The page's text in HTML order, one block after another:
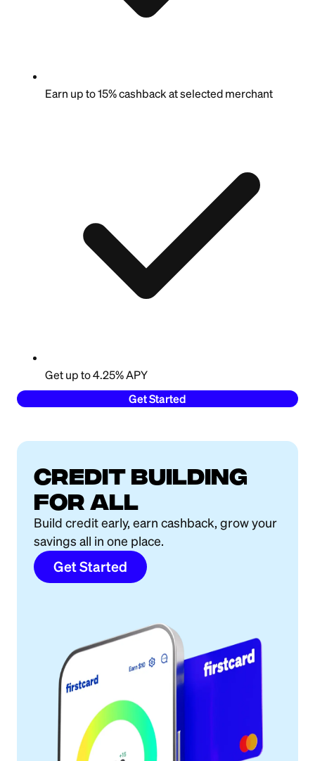
Earn up to 15% cashback at selected merchant
Get up to 4.25% APY
Get Started
Credit building
for all
Build credit early, earn cashback, grow your
savings all in one place.
Get Started